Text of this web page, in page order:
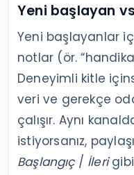
Yeni başlayan
Yeni başlayanlar
notlar (ör.
Deneyimli kitle
veri ve gerekçe
çalışır. Aynı
istiyorsanız,
Başlangıç/ İleri